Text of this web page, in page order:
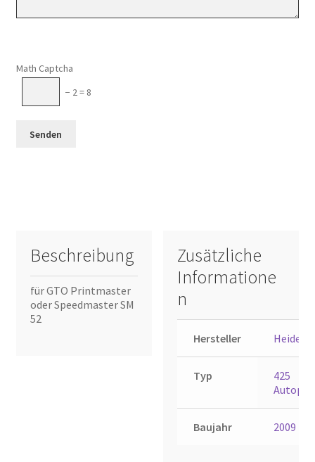
Math Captcha
− 2 = 8
Beschreibung
für GTO Printmaster
oder Speedmaster SM
52
Zusätzliche
Informatione
n
Hersteller
Typ
425
Baujahr 2009